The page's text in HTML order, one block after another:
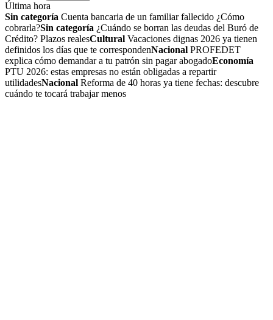
Última hora
Sin categoría Cuenta bancaria de un familiar fallecido ¿Cómo
cobrarla?Sin categoría ¿Cuándo se borran las deudas del Buró de
Crédito? Plazos realesCultural Vacaciones dignas 2026 ya tienen
definidos los días que te correspondenNacional PROFEDET
explica cómo demandar a tu patrón sin pagar abogadoEconomía
PTU 2026: estas empresas no están obligadas a repartir
utilidadesNacional Reforma de 40 horas ya tiene fechas: descubre
cuándo te tocará trabajar menos